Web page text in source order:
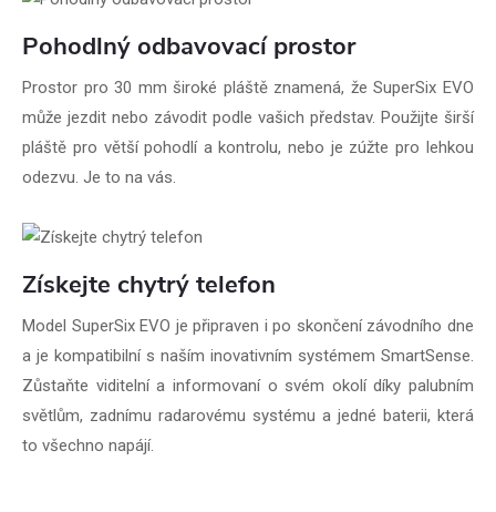
Pohodlný odbavovací prostor
Prostor pro 30 mm široké pláště znamená, že SuperSix EVO
může jezdit nebo závodit podle vašich představ. Použijte širší
pláště pro větší pohodlí a kontrolu, nebo je zúžte pro lehkou
odezvu. Je to na vás.
Získejte chytrý telefon
Model SuperSix EVO je připraven i po skončení závodního dne
a je kompatibilní s naším inovativním systémem SmartSense.
Zůstaňte viditelní a informovaní o svém okolí díky palubním
světlům, zadnímu radarovému systému a jedné baterii, která
to všechno napájí.